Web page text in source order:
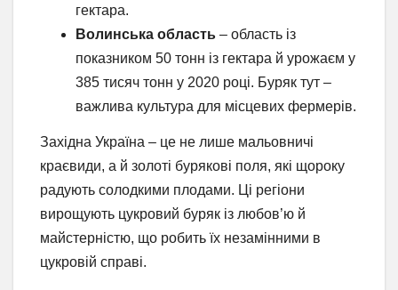
гектара.
Волинська область – область із
показником 50 тонн із гектара й урожаєм у
385 тисяч тонн у 2020 році. Буряк тут –
важлива культура для місцевих фермерів.
Західна Україна – це не лише мальовничі
краєвиди, а й золоті бурякові поля, які щороку
радують солодкими плодами. Ці регіони
вирощують цукровий буряк із любов’ю й
майстерністю, що робить їх незамінними в
цукровій справі.